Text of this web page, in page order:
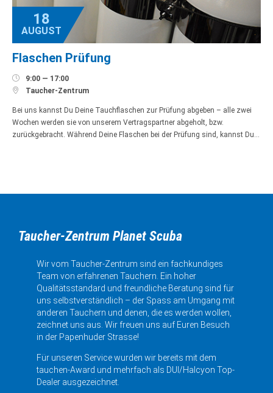
18
AUGUST
Flaschen Prüfung
 9:00 — 17:00
 Taucher-Zentrum
Bei uns kannst Du Deine Tauchflaschen zur Prüfung abgeben – alle zwei
Wochen werden sie von unserem Vertragspartner abgeholt, bzw.
zurückgebracht. Während Deine Flaschen bei der Prüfung sind, kannst Du…
Taucher-Zentrum Planet Scuba
Wir vom Taucher-Zentrum sind ein fachkundiges
Team von erfahrenen Tauchern. Ein hoher
Qualitätsstandard und freundliche Beratung sind für
uns selbstverständlich – der Spass am Umgang mit
anderen Tauchern und denen, die es werden wollen,
zeichnet uns aus. Wir freuen uns auf Euren Besuch
in der Papenhuder Strasse!
Für unseren Service wurden wir bereits mit dem
tauchen-Award und mehrfach als DUI/Halcyon Top-
Dealer ausgezeichnet.